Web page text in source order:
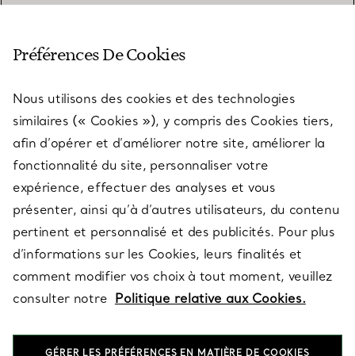
SERVICES
À PROPOS
QUESTIONS LÉGALES
SUIVEZ-NOUS
Préférences De Cookies
Nous utilisons des cookies et des technologies
similaires (« Cookies »), y compris des Cookies tiers,
afin d’opérer et d’améliorer notre site, améliorer la
fonctionnalité du site, personnaliser votre
expérience, effectuer des analyses et vous
présenter, ainsi qu’à d’autres utilisateurs, du contenu
pertinent et personnalisé et des publicités. Pour plus
d’informations sur les Cookies, leurs finalités et
comment modifier vos choix à tout moment, veuillez
consulter notre Politique relative aux Cookies.
GÉRER LES PRÉFÉRENCES EN MATIÈRE DE COOKIES